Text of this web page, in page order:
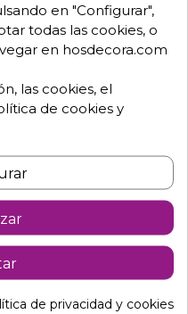
en "Configurar",
todas las cookies, o
en hosdecora.com
las cookies, el
de cookies y
de privacidad y cookies